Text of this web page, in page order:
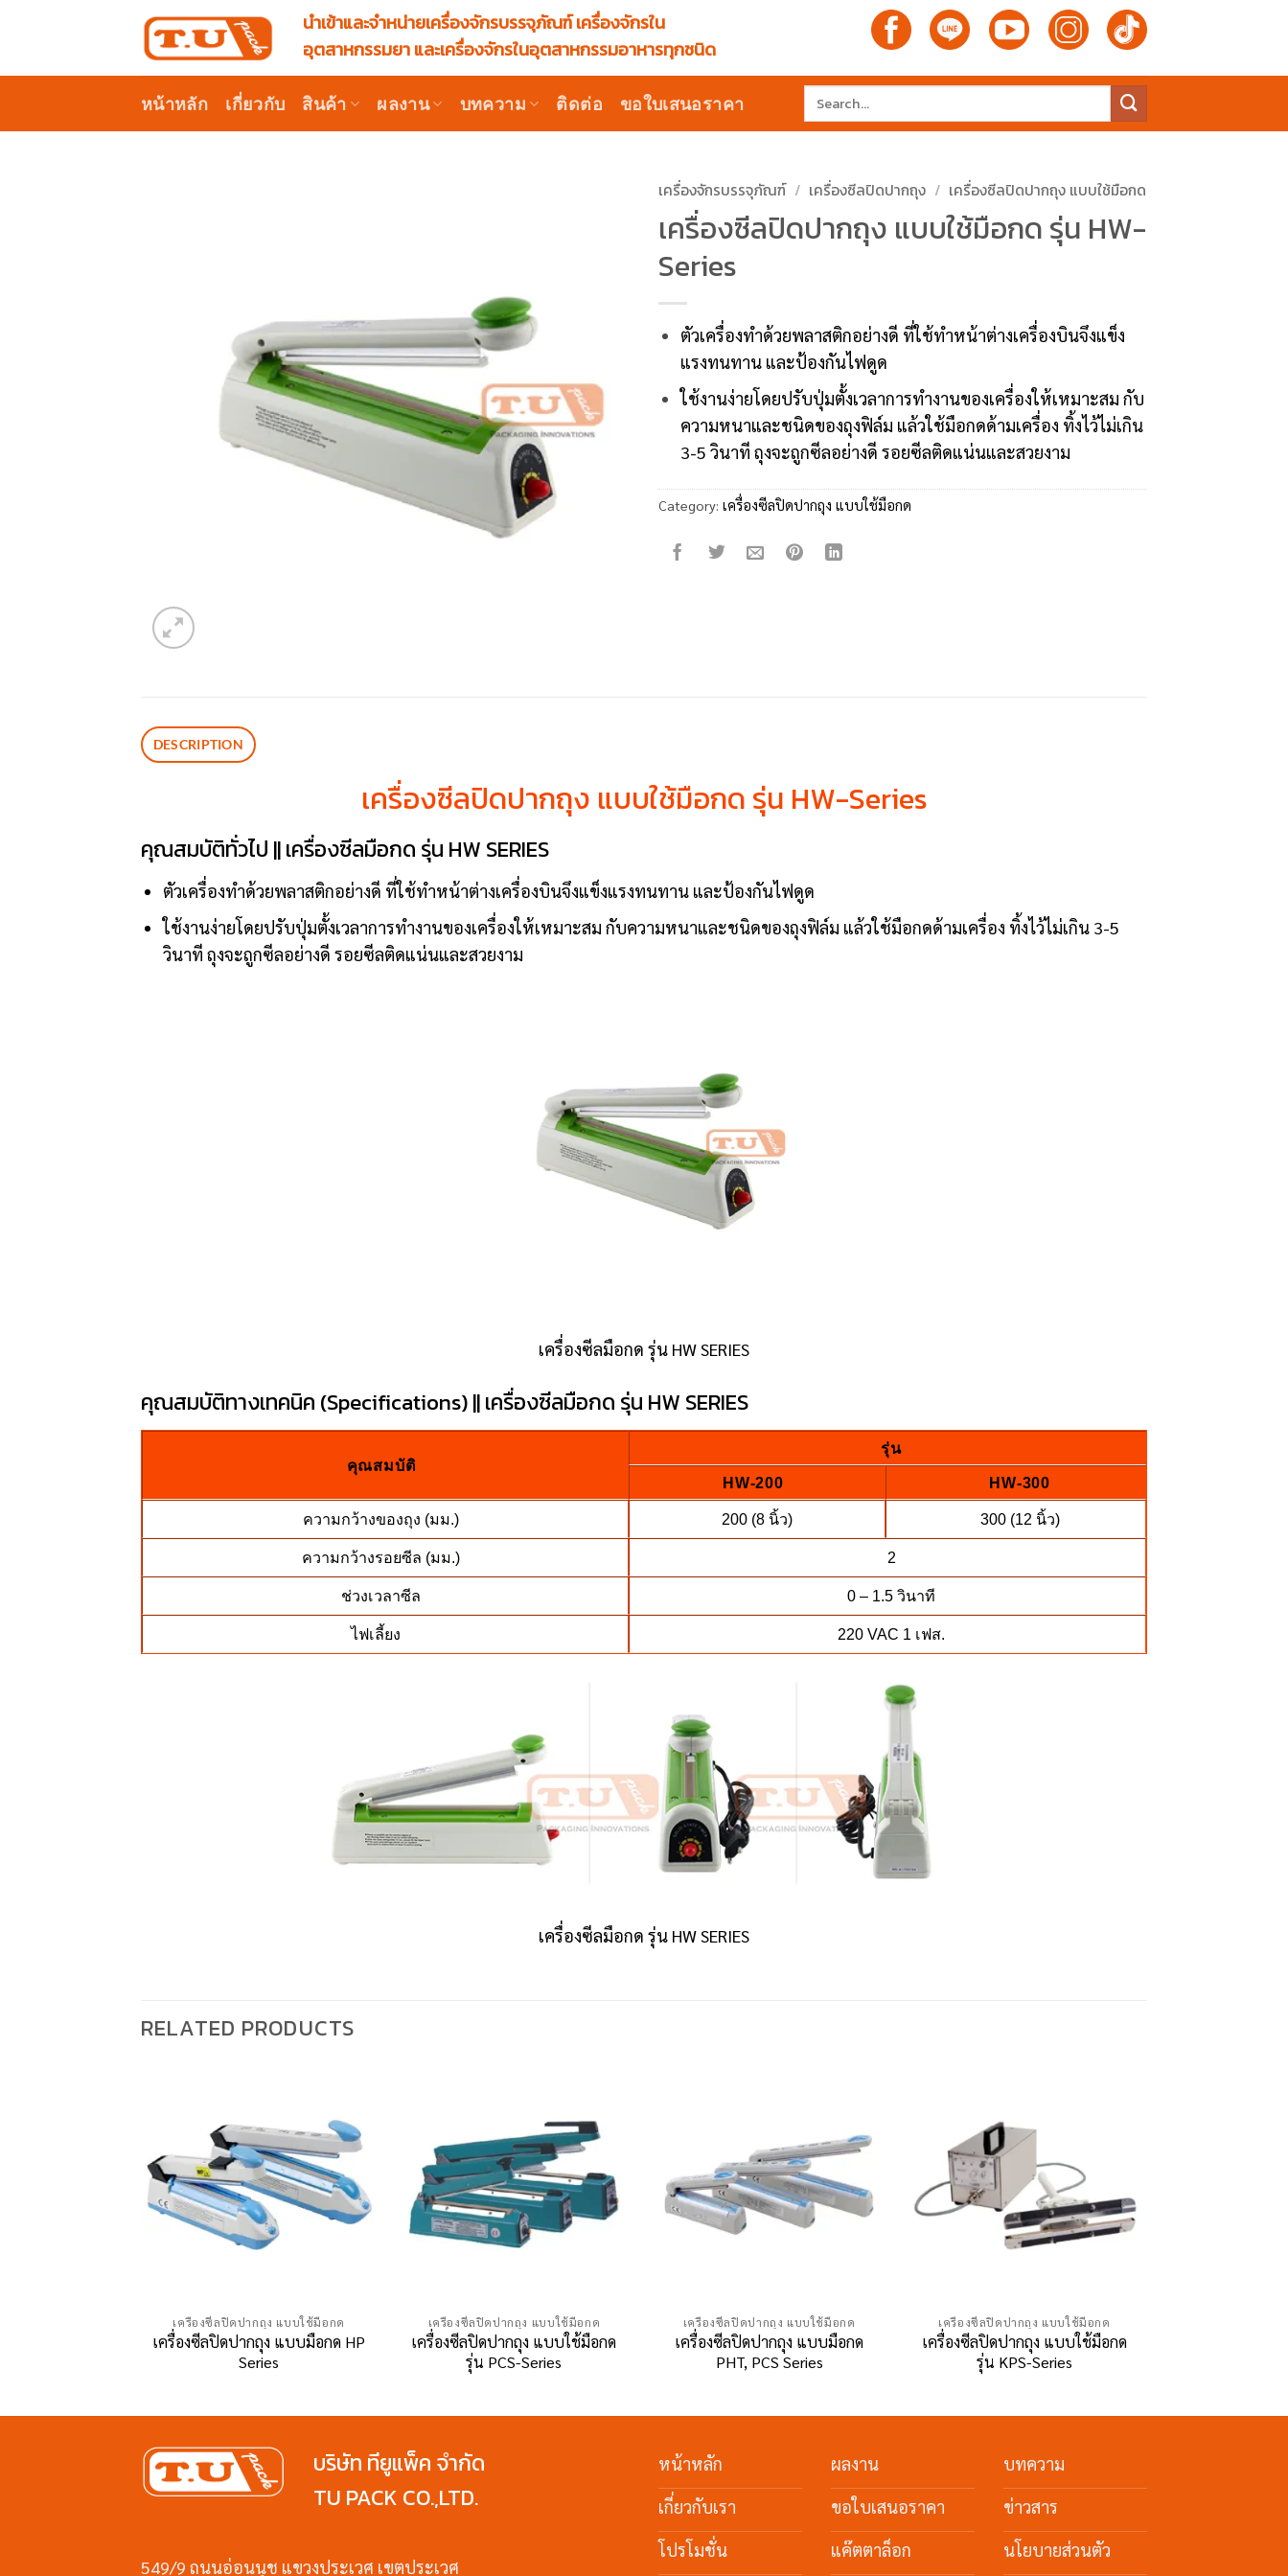
นำเข้าและจำหน่ายเครื่องจักรบรรจุภัณฑ์ เครื่องจักรใน
อุตสาหกรรมยา และเครื่องจักรในอุตสาหกรรมอาหารทุกชนิด
หน้าหลัก เกี่ยวกับ สินค้า ผลงาน บทความ ติดต่อ ขอใบเสนอราคา
Search
for:
เครื่องจักรบรรจุภัณฑ์ / เครื่องซีลปิดปากถุง / เครื่องซีลปิดปากถุง แบบใช้มือกด
เครื่องซีลปิดปากถุง แบบใช้มือกด รุ่น HW-
Series
ตัวเครื่องทำด้วยพลาสติกอย่างดี ที่ใช้ทำหน้าต่างเครื่องบินจึงแข็ง
แรงทนทาน และป้องกันไฟดูด
ใช้งานง่ายโดยปรับปุ่มตั้งเวลาการทำงานของเครื่องให้เหมาะสม กับ
ความหนาและชนิดของถุงฟิล์ม แล้วใช้มือกดด้ามเครื่อง ทิ้งไว้ไม่เกิน
3-5 วินาที ถุงจะถูกซีลอย่างดี รอยซีลติดแน่นและสวยงาม
Category: เครื่องซีลปิดปากถุง แบบใช้มือกด
DESCRIPTION
เครื่องซีลปิดปากถุง แบบใช้มือกด รุ่น HW-Series
คุณสมบัติทั่วไป || เครื่องซีลมือกด รุ่น HW SERIES
ตัวเครื่องทำด้วยพลาสติกอย่างดี ที่ใช้ทำหน้าต่างเครื่องบินจึงแข็งแรงทนทาน และป้องกันไฟดูด
ใช้งานง่ายโดยปรับปุ่มตั้งเวลาการทำงานของเครื่องให้เหมาะสม กับความหนาและชนิดของถุงฟิล์ม แล้วใช้มือกดด้ามเครื่อง ทิ้งไว้ไม่เกิน 3-5
วินาที ถุงจะถูกซีลอย่างดี รอยซีลติดแน่นและสวยงาม
เครื่องซีลมือกด รุ่น HW SERIES
คุณสมบัติทางเทคนิค (Specifications) || เครื่องซีลมือกด รุ่น HW SERIES
คุณสมบัติ
รุ่น
HW-200
HW-300
ความกว้างของถุง (มม.) 200 (8 นิ้ว) 300 (12 นิ้ว)
ความกว้างรอยซีล (มม.) 2
ช่วงเวลาซีล 0 – 1.5 วินาที
ไฟเลี้ยง 220 VAC 1 เฟส.
เครื่องซีลมือกด รุ่น HW SERIES
RELATED PRODUCTS
เครื่องซีลปิดปากถุง แบบใช้มือกด
เครื่องซีลปิดปากถุง แบบมือกด HP
Series
เครื่องซีลปิดปากถุง แบบใช้มือกด
เครื่องซีลปิดปากถุง แบบใช้มือกด
รุ่น PCS-Series
เครื่องซีลปิดปากถุง แบบใช้มือกด
เครื่องซีลปิดปากถุง แบบมือกด
PHT, PCS Series
เครื่องซีลปิดปากถุง แบบใช้มือกด
เครื่องซีลปิดปากถุง แบบใช้มือกด
รุ่น KPS-Series
บริษัท ทียูแพ็ค จำกัด
TU PACK CO.,LTD.
549/9 ถนนอ่อนนุช แขวงประเวศ เขตประเวศ
หน้าหลัก
เกี่ยวกับเรา
โปรโมชั่น
ผลงาน
ขอใบเสนอราคา
แค๊ตตาล็อก
บทความ
ข่าวสาร
นโยบายส่วนตัว